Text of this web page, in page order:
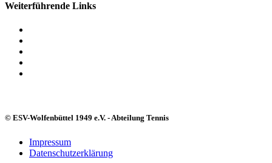
Weiterführende Links
© ESV-Wolfenbüttel 1949 e.V. - Abteilung Tennis
Impressum
Datenschutzerklärung